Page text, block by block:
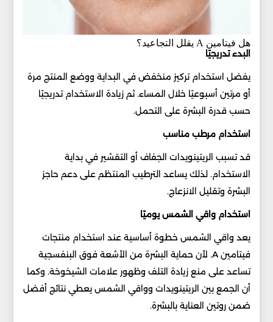
هل فيتامين A يقلل التجاعيد؟
البدء تدريجيًا
يفضل استخدام تركيز منخفض في البداية ووضع المنتج مرة
أو مرتين أسبوعيًا خلال المساء. ثم زيادة الاستخدام تدريجيًا
حسب قدرة البشرة على التحمل.
استخدام مرطب مناسب
قد تسبب الريتينويدات الجفاف أو التقشير في بداية
الاستخدام. لذلك يساعد الترطيب المنتظم على دعم حاجز
البشرة وتقليل الانزعاج.
استخدام واقي الشمس يوميًا
يعد واقي الشمس خطوة أساسية عند استخدام منتجات
فيتامين A. لأن حماية البشرة من الأشعة فوق البنفسجية
تساعد على منع زيادة التلف وظهور علامات الشيخوخة. وكما
أن الجمع بين الريتينويدات وواقي الشمس يعطي نتائج أفضل
ضمن روتين العناية بالبشرة.